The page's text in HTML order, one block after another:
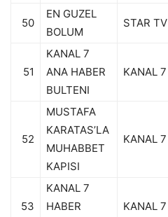
50
EN GUZEL
BOLUM
STAR TV
51
KANAL 7
ANA HABER
BULTENI
KANAL 7
52
MUSTAFA
KARATAS’LA
MUHABBET
KAPISI
KANAL 7
53
KANAL 7
HABER
KANAL 7